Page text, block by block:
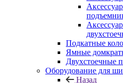
Подкатные
Ямные
Двухстоечные
Оборудование для
Назад